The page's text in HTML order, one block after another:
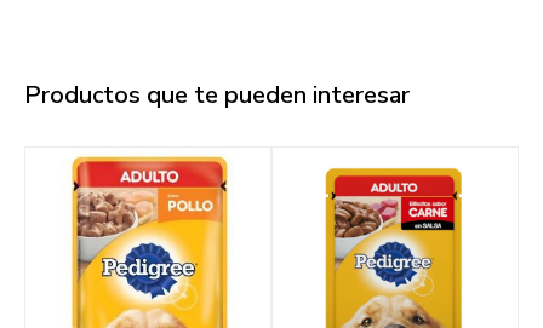
Productos que te pueden interesar